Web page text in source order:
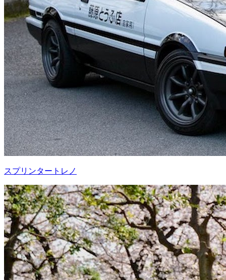
スプリンタートレノ